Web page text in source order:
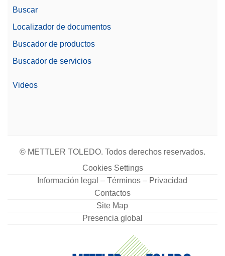
Buscar
Localizador de documentos
Buscador de productos
Buscador de servicios
Videos
© METTLER TOLEDO. Todos derechos reservados.
Cookies Settings
Información legal – Términos – Privacidad
Contactos
Site Map
Presencia global